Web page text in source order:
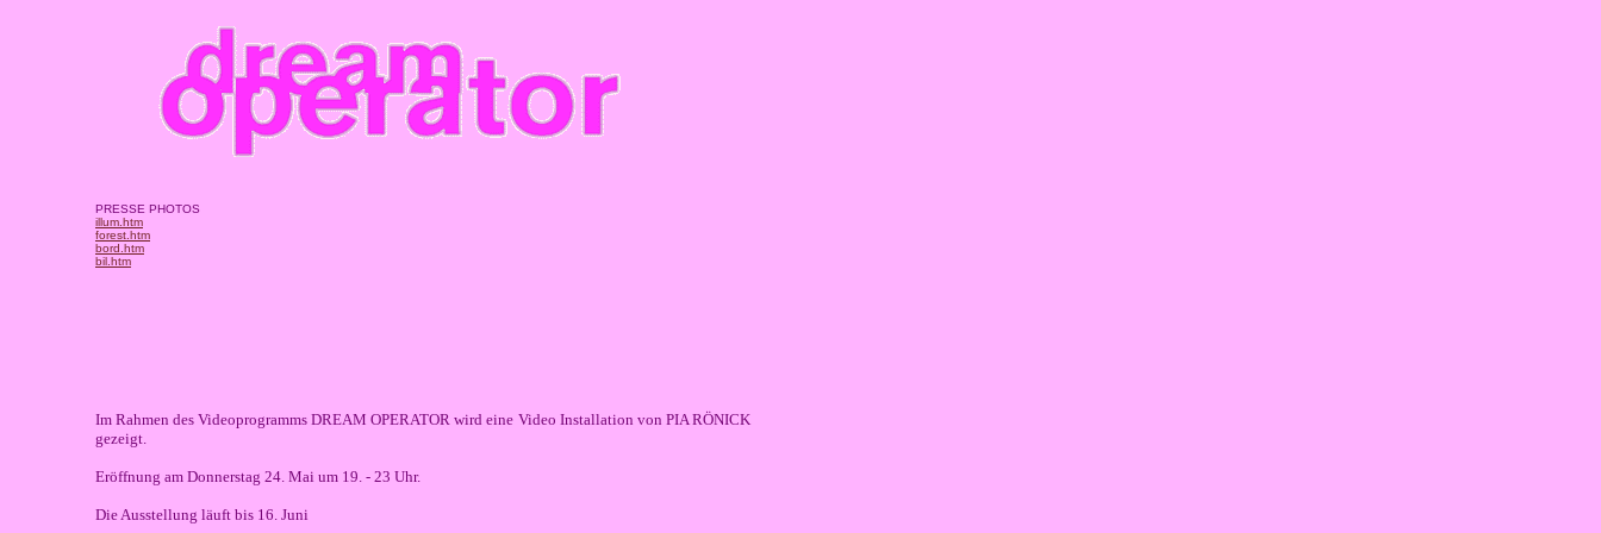
PRESSE PHOTOS
illum.htm
forest.htm
bord.htm
bil.htm
Im Rahmen des Videoprogramms DREAM OPERATOR wird eine Video Installation von PIA RÖNICK
gezeigt.
Eröffnung am Donnerstag 24. Mai um 19. - 23 Uhr.
Die Ausstellung läuft bis 16. Juni